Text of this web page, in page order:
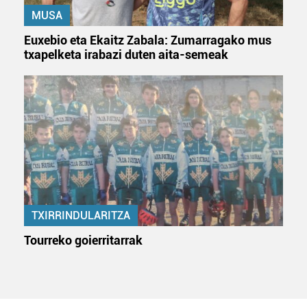
MUSA
Euxebio eta Ekaitz Zabala: Zumarragako mus
txapelketa irabazi duten aita-semeak
TXIRRINDULARITZA
Tourreko goierritarrak